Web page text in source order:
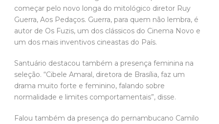
começar pelo novo longa do mitológico diretor Ruy
Guerra, Aos Pedaços. Guerra, para quem não lembra, é
autor de Os Fuzis, um dos clássicos do Cinema Novo e
um dos mais inventivos cineastas do País.
Santuário destacou também a presença feminina na
seleção. “Cibele Amaral, diretora de Brasília, faz um
drama muito forte e feminino, falando sobre
normalidade e limites comportamentais”, disse.
Falou também da presença do pernambucano Camilo